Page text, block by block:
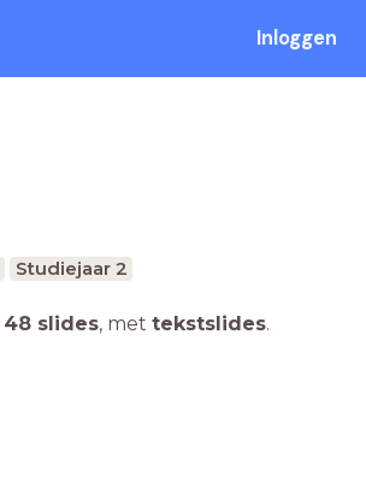
Inloggen
Studiejaar 2
48 slides, met tekstslides.